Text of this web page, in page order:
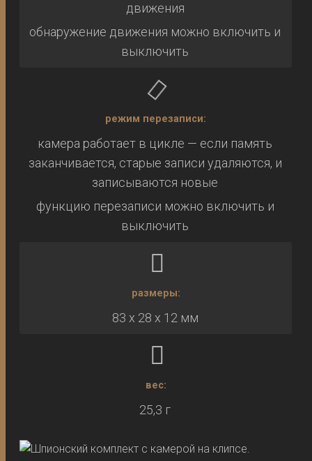
движения
обнаружение движения можно включить и
выключить
режим перезаписи:
камера работает в цикле — если память
заканчивается, старые записи удаляются, и
записываются новые
функцию перезаписи можно включить и
выключить
размеры:
83 х 28 х 12 мм
вес:
25,3 г